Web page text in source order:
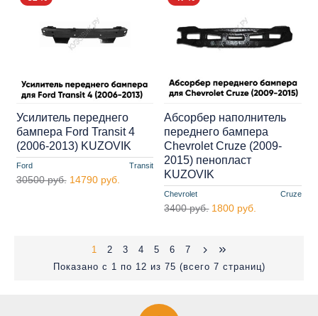
Ford Transit
Усилитель переднего
бампера Ford Transit 4
(2006-2013) KUZOVIK
30500 руб. 14790 руб.
Chevrolet Cruze
Абсорбер наполнитель
переднего бампера
Chevrolet Cruze (2009-
2015) пенопласт
KUZOVIK
3400 руб. 1800 руб.
1 2 3 4 5 6
7
Показано с 1 по 12 из 75 (всего 7 страниц)